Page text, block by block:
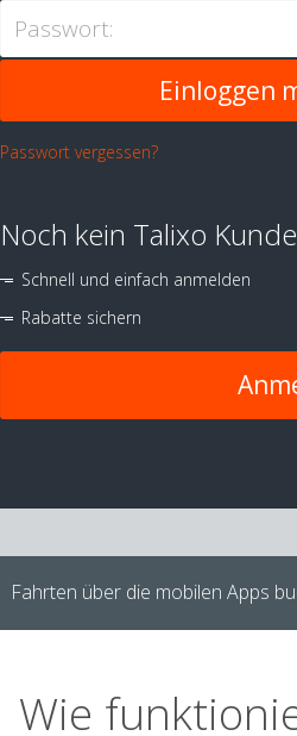
Passwort:
Passwort vergessen?
Noch kein Talixo
Schnell und einfach anmelden
Rabatte sichern
Fahrten über die mobilen Apps
Wie